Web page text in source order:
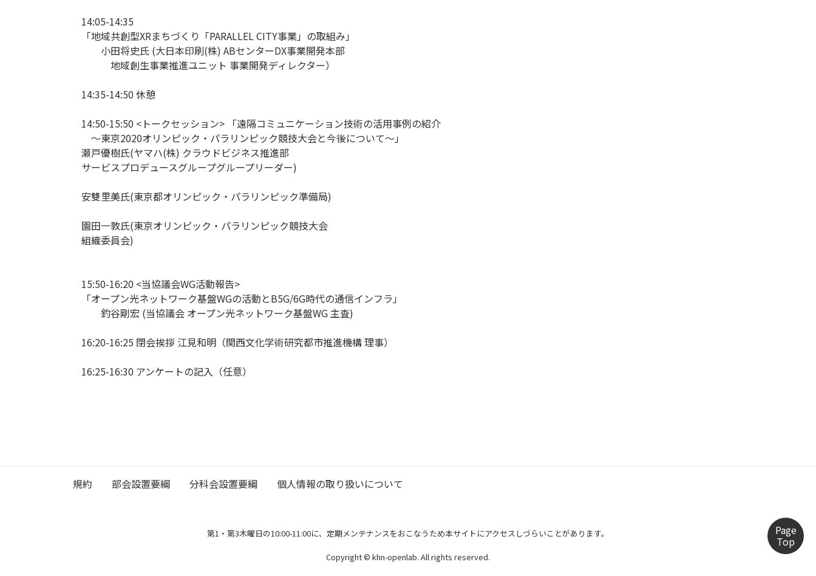
14:05-14:35
「地域共創型XRまちづくり「PARALLEL CITY事業」の取組み」
小田将史氏 (大日本印刷(株) ABセンターDX事業開発本部
地域創生事業推進ユニット 事業開発ディレクター）
14:35-14:50 休憩
14:50-15:50 <トークセッション> 「遠隔コミュニケーション技術の活用事例の紹介
～東京2020オリンピック・パラリンピック競技大会と今後について～」
瀬戸優樹氏(ヤマハ(株) クラウドビジネス推進部
サービスプロデュースグループグループリーダー)
安雙里美氏(東京都オリンピック・パラリンピック準備局)
園田一敦氏(東京オリンピック・パラリンピック競技大会
組織委員会)
15:50-16:20 <当協議会WG活動報告>
「オープン光ネットワーク基盤WGの活動とB5G/6G時代の通信インフラ」
釣谷剛宏 (当協議会 オープン光ネットワーク基盤WG 主査)
16:20-16:25 閉会挨拶 江見和明（関西文化学術研究都市推進機構 理事）
16:25-16:30 アンケートの記入（任意）
規約 部会設置要綱 分科会設置要綱 個人情報の取り扱いについて
Page
Top
第1・第3木曜日の10:00-11:00に、定期メンテナンスをおこなうため本サイトにアクセスしづらいことがあります。
Copyright © khn-openlab. All rights reserved.